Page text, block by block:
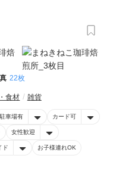
22枚
食材 雑貨
駐車場有 カード可
女性歓迎
ド お子様連れOK